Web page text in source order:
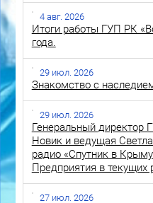
4 авг. 2026
Итоги работы ГУП РК
года.
29 июл. 2026
Знакомство с
29 июл. 2026
Генеральный
Новик и ведущая
радио «Спутник в
Предприятия в текущих
27 июл. 2026